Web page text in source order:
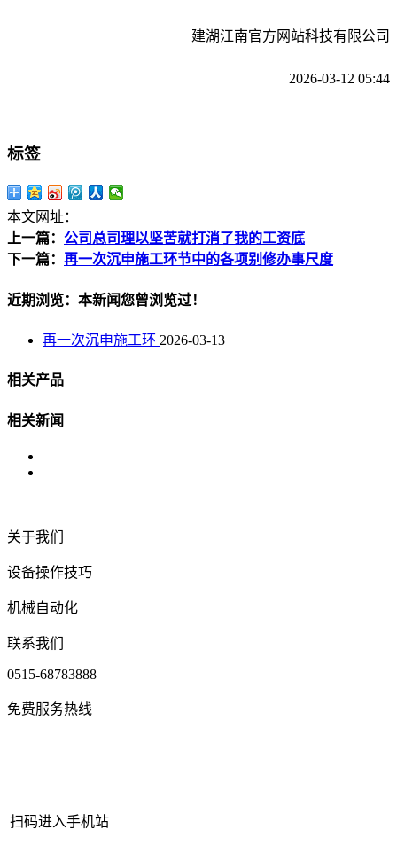
建湖江南官方网站科技有限公司
2026-03-12 05:44
标签
本文网址：
上一篇： 公司总司理以坚苦就打消了我的工资底
下一篇： 再一次沉申施工环节中的各项别修办事尺度
近期浏览：本新闻您曾浏览过！
再一次沉申施工环 2026-03-13
相关产品
相关新闻
关于我们
设备操作技巧
机械自动化
联系我们
0515-68783888
免费服务热线
扫码进入手机站